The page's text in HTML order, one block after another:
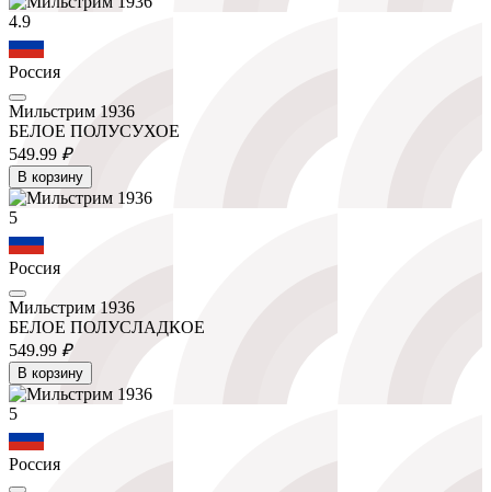
4.9
Россия
Мильстрим 1936
БЕЛОЕ ПОЛУСУХОЕ
549.99 ₽
В корзину
5
Россия
Мильстрим 1936
БЕЛОЕ ПОЛУСЛАДКОЕ
549.99 ₽
В корзину
5
Россия